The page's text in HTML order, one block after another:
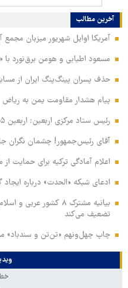
آخرین مطالب
آمریکا اوایل شهریور میزبان
مسعود اطیابی و هومن برق‌نورد با
حذف پسران پینگ‌پنگ ایران از
پیام هشدار مقاومت یمن به ریاض
رئیس ستاد مرکزی اربعین: اربعین ۱۴۰۵ در بالاترین سطح امنیت برگزار شد
آقای رئیس‌جمهور! چشمان نگران
اعلام آمادگی ترکیه برای حمایت از
ادعای شبکه «الحدث» درباره
بیانیه مشترک ۸ کشور
تضعیف می‌کند
چاپ چهل‌ونهم «تن‌تن و سندباد»